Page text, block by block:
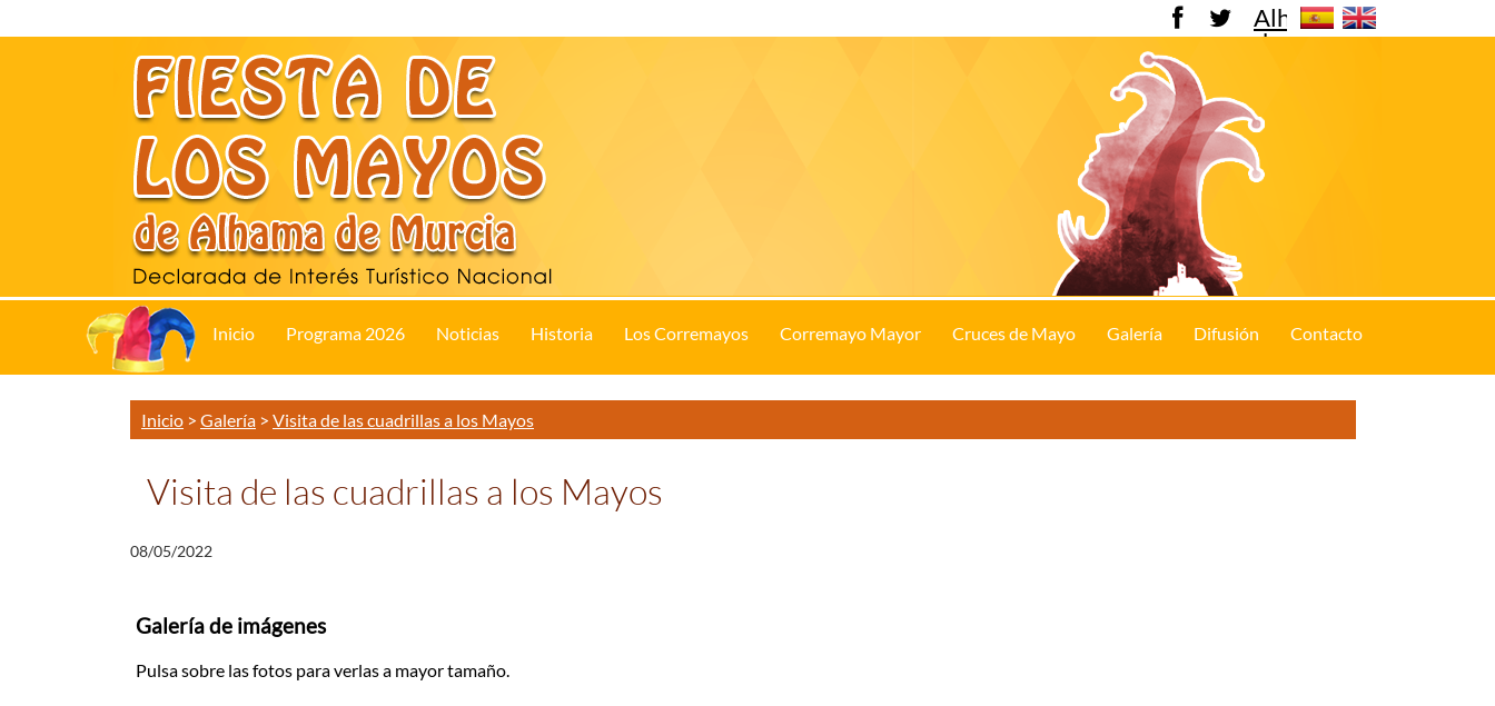
Alhama
de
Inicio Programa 2026 Noticias Historia Los Corremayos Corremayo Mayor Cruces de Mayo Galería Difusión Contacto
Inicio > Galería > Visita de las cuadrillas a los Mayos
Visita de las cuadrillas a los Mayos
08/05/2022
Galería de imágenes
Pulsa sobre las fotos para verlas a mayor tamaño.